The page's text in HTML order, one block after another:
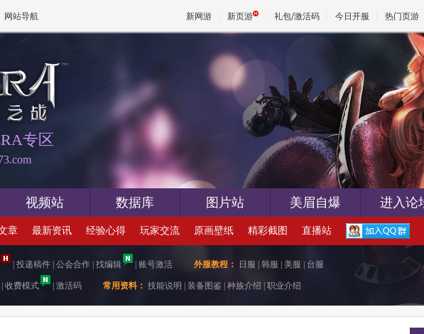
网站导航 新网游 新页游 礼包/激活码 今日开服 热门页游
魔兽
天堂
王权与
专区
视频站 数据库 图片站 美眉自爆 进入论
章 最新资讯 经验心得 玩家交流 原画壁纸 精彩截图 直播站
投递稿件 公会合作 找编辑 账号激活 外服教程： 日服 韩服 美服 台服
收费模式 激活码 常用资料： 技能说明 装备图鉴 种族介绍 职业介绍